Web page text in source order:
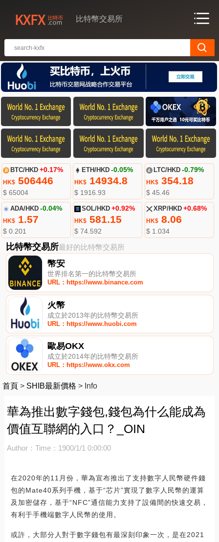
比特幣交易所
BTC/HKD +0.17%
HK$506446
$ 65004
ETH/HKD -0.05%
HK$ 14934.8
$ 1916.93
LTC/HKD -0.79%
HK$354.18
$ 45.46
ADA/HKD -0.04%
HK$1.57
$ 0.201
SOL/HKD +0.92%
HK$ 581.15
$ 74.592
XRP/HKD +0.68%
HK$8.06
$ 1.034
比特幣交易所最好的比特幣交易所
幣安
世界排名第一的比特幣交易所
URL：https://www.binance.com
火幣
成立於2013年的比特幣交易所
URL：https://www.huobi.com
歐易OKX
成立於2014年的比特幣交易所
URL：https://www.okx.com
首頁 > SHIB最新價格 > Info
華為推出數字錢包,錢包為什么能成為
價值互聯網的入口？_OIN
Author： Time：1900/1/1 0:00:00
在2020年的11月份，華為宣布推出了支持數字人民幣硬件錢
包的Mate40系列手機，基于“芯片”實現了數字人民幣的運算
及加密儲存，基于“NFC”通信能力支持了設備間的快速交易，
有利于手機端數字人民幣的使用。
或許，大部分人對于數字錢包有最深刻印象一次，是在2021